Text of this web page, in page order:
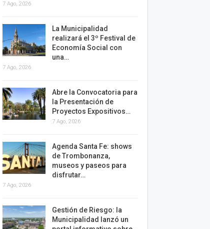
7 Ago, 2026
La Municipalidad
realizará el 3º Festival de
Economía Social con
una…
7 Ago, 2026
Abre la Convocatoria para
la Presentación de
Proyectos Expositivos…
7 Ago, 2026
Agenda Santa Fe: shows
de Trombonanza,
museos y paseos para
disfrutar…
7 Ago, 2026
Gestión de Riesgo: la
Municipalidad lanzó un